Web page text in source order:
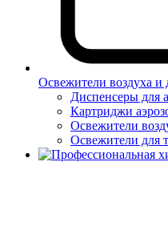
Освежители воздуха и
Диспенсеры для
Картриджи
Освежители
Освежители для